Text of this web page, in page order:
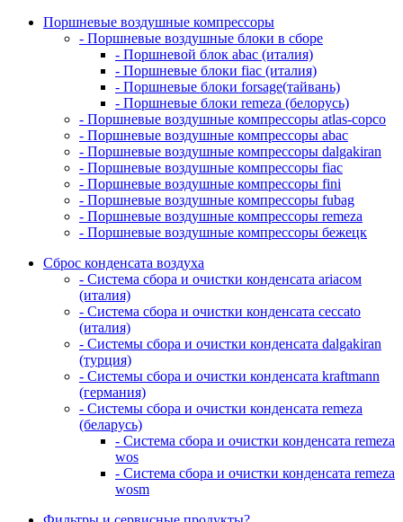
Поршневые воздушные компрессоры
- Поршневые воздушные блоки в сборе
- Поршневой блок abac (италия)
- Поршневые блоки fiac (италия)
- Поршневые блоки forsage(тайвань)
- Поршневые блоки remeza (белорусь)
- Поршневые воздушные компрессоры atlas-copco
- Поршневые воздушные компрессоры abac
- Поршневые воздушные компрессоры dalgakiran
- Поршневые воздушные компрессоры fiac
- Поршневые воздушные компрессоры fini
- Поршневые воздушные компрессоры fubag
- Поршневые воздушные компрессоры remeza
- Поршневые воздушные компрессоры бежецк
Сброс конденсата воздуха
- Система сбора и очистки конденсата ariacом
(италия)
- Система сбора и очистки конденсата ceccato
(италия)
- Системы сбора и очистки конденсата dalgakiran
(турция)
- Системы сбора и очистки конденсата kraftmann
(германия)
- Системы сбора и очистки конденсата remeza
(беларусь)
- Система сбора и очистки конденсата remeza
wos
- Система сбора и очистки конденсата remeza
wosm